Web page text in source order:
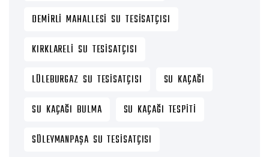
DEMIRLI MAHALLESI SU TESISATÇISI
KIRKLARELI SU TESISATÇISI
LÜLEBURGAZ SU TESISATÇISI
SU KAÇAĞI
SU KAÇAĞI BULMA
SU KAÇAĞI TESPITI
SÜLEYMANPAŞA SU TESISATÇISI